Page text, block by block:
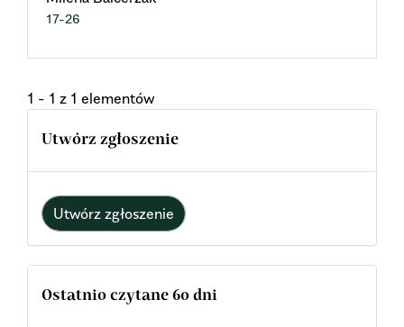
17-26
1 - 1 z 1 elementów
Utwórz zgłoszenie
Utwórz zgłoszenie
Ostatnio czytane 60 dni